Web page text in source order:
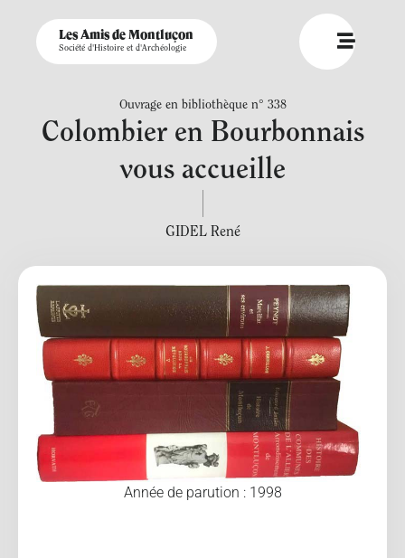
Les Amis de Montluçon
Société d'Histoire et d'Archéologie
Ouvrage en bibliothèque n° 338
Colombier en Bourbonnais
vous accueille
GIDEL René
Année de parution : 1998